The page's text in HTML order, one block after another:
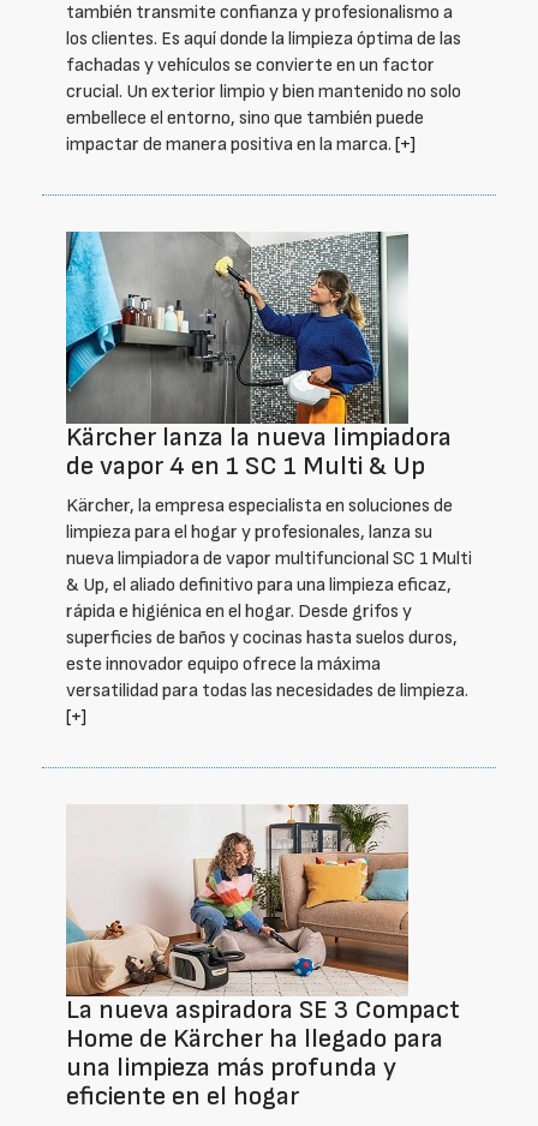
también transmite confianza y profesionalismo a
los clientes. Es aquí donde la limpieza óptima de las
fachadas y vehículos se convierte en un factor
crucial. Un exterior limpio y bien mantenido no solo
embellece el entorno, sino que también puede
impactar de manera positiva en la marca. [+]
Kärcher lanza la nueva limpiadora
de vapor 4 en 1 SC 1 Multi & Up
Kärcher, la empresa especialista en soluciones de
limpieza para el hogar y profesionales, lanza su
nueva limpiadora de vapor multifuncional SC 1 Multi
& Up, el aliado definitivo para una limpieza eficaz,
rápida e higiénica en el hogar. Desde grifos y
superficies de baños y cocinas hasta suelos duros,
este innovador equipo ofrece la máxima
versatilidad para todas las necesidades de limpieza.
[+]
La nueva aspiradora SE 3 Compact
Home de Kärcher ha llegado para
una limpieza más profunda y
eficiente en el hogar